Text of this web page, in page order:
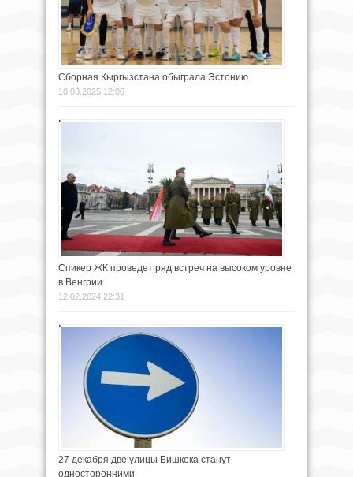
Сборная Кыргызстана обыграла Эстонию
10.03.2025 12:00
Спикер ЖК проведет ряд встреч на высоком уровне
в Венгрии
12.02.2024 22:31
27 декабря две улицы Бишкека станут
односторонними